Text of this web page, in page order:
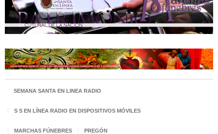
SEMANA SANTA EN LINEA RADIO
S S EN LÍNEA RADIO EN DISPOSITIVOS MÓVILES
MARCHAS FÚNEBRES PREGÓN